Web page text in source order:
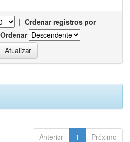
| Ordenar registros por
Ordenar
Anterior 1 Próximo